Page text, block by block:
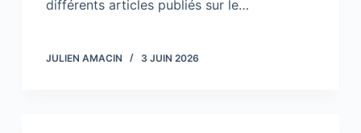
différents articles publiés sur le…
JULIEN AMACIN 3 JUIN 2026